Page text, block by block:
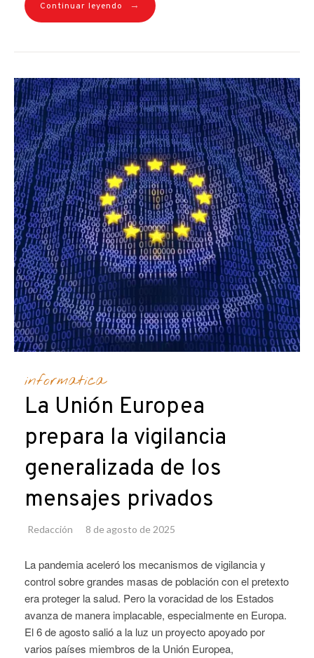
Continuar leyendo →
informatica
La Unión Europea
prepara la vigilancia
generalizada de los
mensajes privados
Redacción 8 de agosto de 2025
La pandemia aceleró los mecanismos de vigilancia y
control sobre grandes masas de población con el pretexto
era proteger la salud. Pero la voracidad de los Estados
avanza de manera implacable, especialmente en Europa.
El 6 de agosto salió a la luz un proyecto apoyado por
varios países miembros de la Unión Europea,